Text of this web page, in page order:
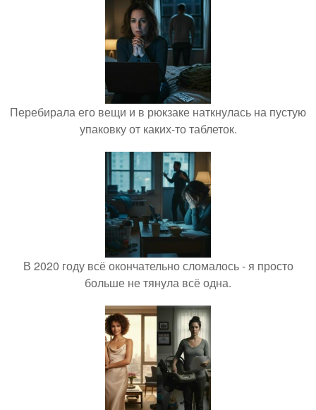
Перебирала его вещи и в рюкзаке наткнулась на пустую
упаковку от каких-то таблеток.
В 2020 году всё окончательно сломалось - я просто
больше не тянула всё одна.